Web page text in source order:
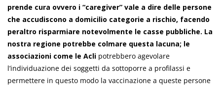
prende cura ovvero i “caregiver” vale a dire delle persone
che accudiscono a domicilio categorie a rischio, facendo
peraltro risparmiare notevolmente le casse pubbliche. La
nostra regione potrebbe colmare questa lacuna; le
associazioni come le Acli potrebbero agevolare
l’individuazione dei soggetti da sottoporre a profilassi e
permettere in questo modo la vaccinazione a queste persone